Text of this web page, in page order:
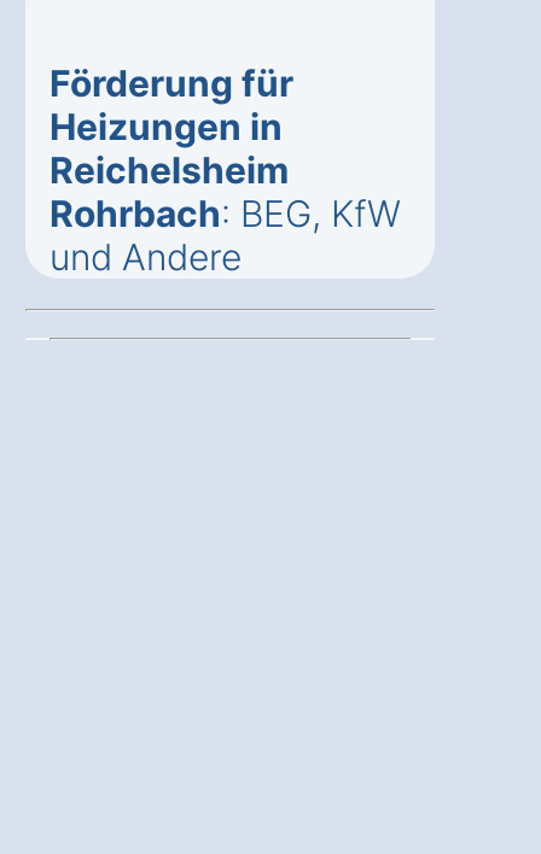
Förderung für
Heizungen in
Reichelsheim
Rohrbach: BEG, KfW
und Andere